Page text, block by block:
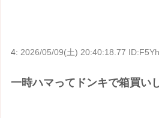
4: 2026/05/09(土) 20:40:18.77
一時ハマってドンキで箱買い